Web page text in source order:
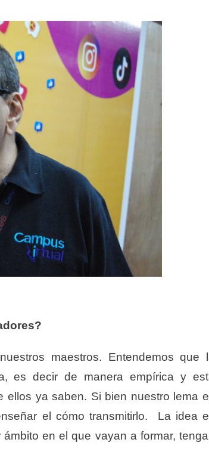
maestros. Entendemos que
es decir de manera empírica y
ellos ya saben. Si bien nuestro lema
el cómo transmitirlo. La idea
en el que vayan a formar,